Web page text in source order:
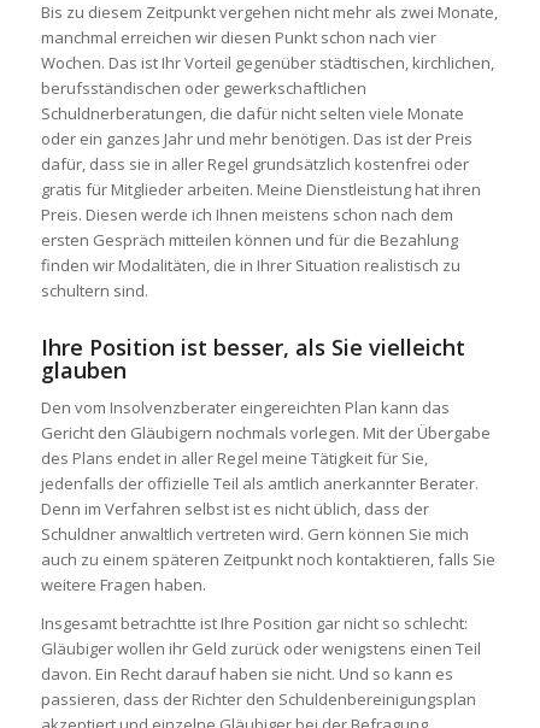
Bis zu diesem Zeitpunkt vergehen nicht mehr als zwei Monate,
manchmal erreichen wir diesen Punkt schon nach vier
Wochen. Das ist Ihr Vorteil gegenüber städtischen, kirchlichen,
berufsständischen oder gewerkschaftlichen
Schuldnerberatungen, die dafür nicht selten viele Monate
oder ein ganzes Jahr und mehr benötigen. Das ist der Preis
dafür, dass sie in aller Regel grundsätzlich kostenfrei oder
gratis für Mitglieder arbeiten. Meine Dienstleistung hat ihren
Preis. Diesen werde ich Ihnen meistens schon nach dem
ersten Gespräch mitteilen können und für die Bezahlung
finden wir Modalitäten, die in Ihrer Situation realistisch zu
schultern sind.
Ihre Position ist besser, als Sie vielleicht
glauben
Den vom Insolvenzberater eingereichten Plan kann das
Gericht den Gläubigern nochmals vorlegen. Mit der Übergabe
des Plans endet in aller Regel meine Tätigkeit für Sie,
jedenfalls der offizielle Teil als amtlich anerkannter Berater.
Denn im Verfahren selbst ist es nicht üblich, dass der
Schuldner anwaltlich vertreten wird. Gern können Sie mich
auch zu einem späteren Zeitpunkt noch kontaktieren, falls Sie
weitere Fragen haben.
Insgesamt betrachtte ist Ihre Position gar nicht so schlecht:
Gläubiger wollen ihr Geld zurück oder wenigstens einen Teil
davon. Ein Recht darauf haben sie nicht. Und so kann es
passieren, dass der Richter den Schuldenbereinigungsplan